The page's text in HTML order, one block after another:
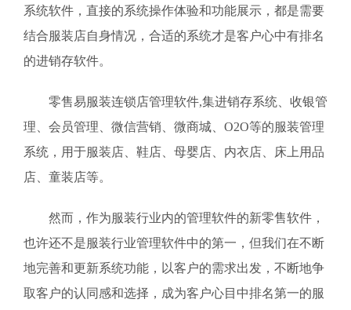
系统软件，直接的系统操作体验和功能展示，都是需要
结合服装店自身情况，合适的系统才是客户心中有排名
的进销存软件。
零售易服装连锁店管理软件,集进销存系统、收银管
理、会员管理、微信营销、微商城、O2O等的服装管理
系统，用于服装店、鞋店、母婴店、内衣店、床上用品
店、童装店等。
然而，作为服装行业内的管理软件的新零售软件，
也许还不是服装行业管理软件中的第一，但我们在不断
地完善和更新系统功能，以客户的需求出发，不断地争
取客户的认同感和选择，成为客户心目中排名第一的服